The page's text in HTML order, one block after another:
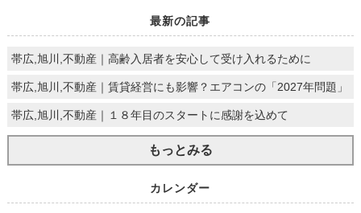
最新の記事
帯広,旭川,不動産｜高齢入居者を安心して受け入れるために
帯広,旭川,不動産｜賃貸経営にも影響？エアコンの「2027年問題」
帯広,旭川,不動産｜１８年目のスタートに感謝を込めて
もっとみる
カレンダー